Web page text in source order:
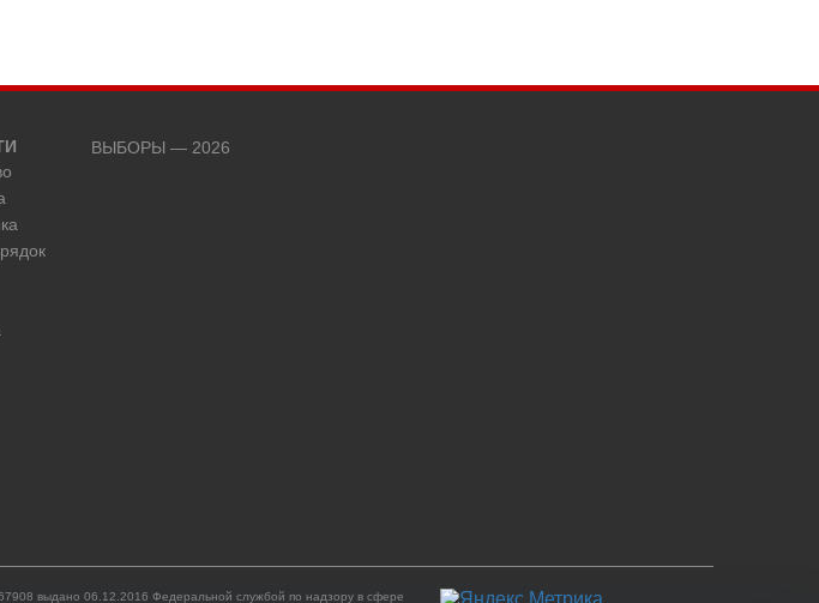
ВЫБОРЫ — 2026
выдано 06.12.2016 Федеральной службой по надзору в сфере